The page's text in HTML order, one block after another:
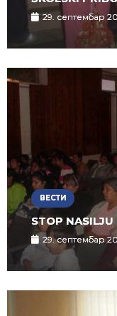
29. септембар
ВЕСТИ
STOP
29. септембар